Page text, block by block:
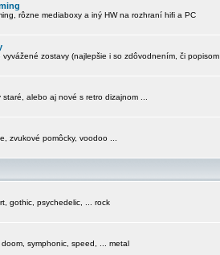
rôzne mediaboxy a iný HW na rozhraní hifi a PC
vyvážené zostavy (najlepšie i so zdôvodnením, či
alebo aj nové s retro dizajnom ...
zvukové pomôcky, voodoo ...
gothic, psychedelic, ... rock
symphonic, speed, ... metal